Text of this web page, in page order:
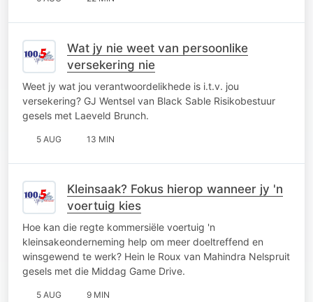
Wat jy nie weet van persoonlike
versekering nie
Weet jy wat jou verantwoordelikhede is i.t.v. jou
versekering? GJ Wentsel van Black Sable Risikobestuur
gesels met Laeveld Brunch.
5 AUG 13 MIN
Kleinsaak? Fokus hierop wanneer jy 'n
voertuig kies
Hoe kan die regte kommersiële voertuig 'n
kleinsakeonderneming help om meer doeltreffend en
winsgewend te werk? Hein le Roux van Mahindra Nelspruit
gesels met die Middag Game Drive.
5 AUG 9 MIN